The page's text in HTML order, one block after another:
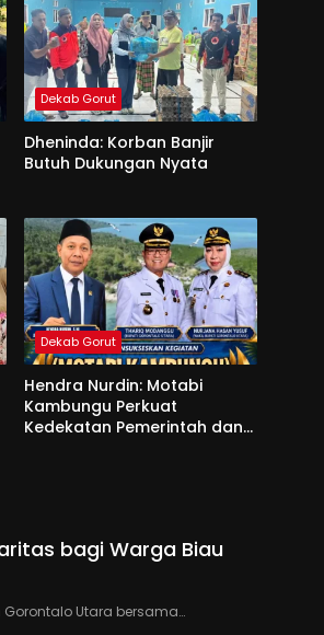
Dekab Gorut
Dheninda: Korban Banjir
Butuh Dukungan Nyata
Dekab Gorut
Hendra Nurdin: Motabi
Kambungu Perkuat
Kedekatan Pemerintah dan
bagi Warga Biau
Gorontalo Utara bersama…